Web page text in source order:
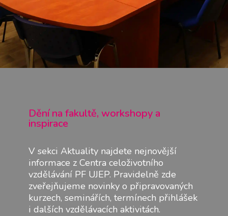
Dění na fakultě, workshopy a
inspirace
V sekci Aktuality najdete nejnovější
informace z Centra celoživotního
vzdělávání PF UJEP. Pravidelně zde
zveřejňujeme novinky o připravovaných
kurzech, seminářích, termínech přihlášek
i dalších vzdělávacích aktivitách.